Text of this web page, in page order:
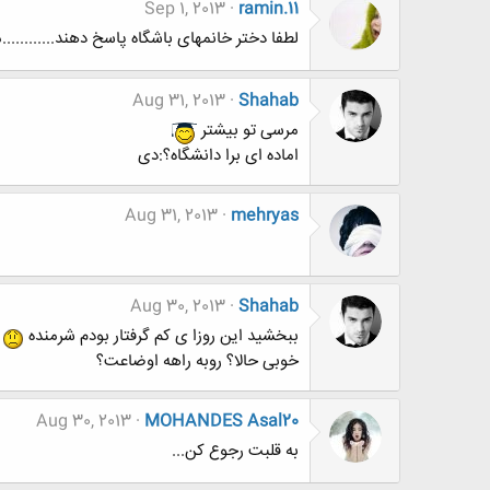
ramin.11
Sep 1, 2013
لطفا دختر خانمهای باشگاه پاسخ
Shahab
Aug 31, 2013
مرسی تو بیشتر
اماده ای برا دانشگاه؟:دی
mehryas
Aug 31, 2013
Shahab
Aug 30, 2013
ببخشید این روزا ی کم گرفتار بودم شرمنده
خوبی حالا؟ روبه راهه اوضاعت؟
MOHANDES Asal20
Aug 30, 2013
به قلبت رجوع کن...